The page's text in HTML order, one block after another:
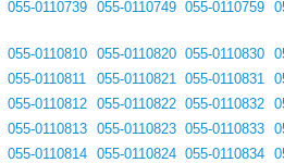
055-0110739 055-0110749 055-0110759
055-0110810
055-0110811
055-0110812
055-0110813
055-0110814
055-0110820
055-0110821
055-0110822
055-0110823
055-0110824
055-0110830
055-0110831
055-0110832
055-0110833
055-0110834